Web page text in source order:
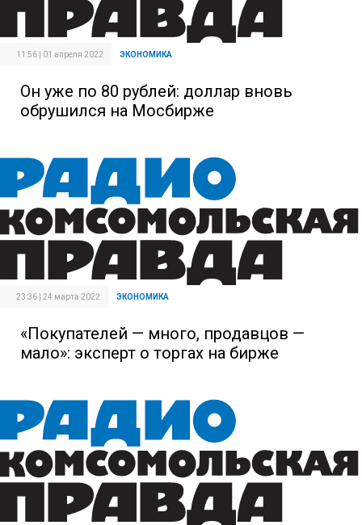
11:56 | 01 апреля 2022 ЭКОНОМИКА
Он уже по 80 рублей: доллар вновь
обрушился на Мосбирже
23:36 | 24 марта 2022 ЭКОНОМИКА
«Покупателей — много, продавцов —
мало»: эксперт о торгах на бирже